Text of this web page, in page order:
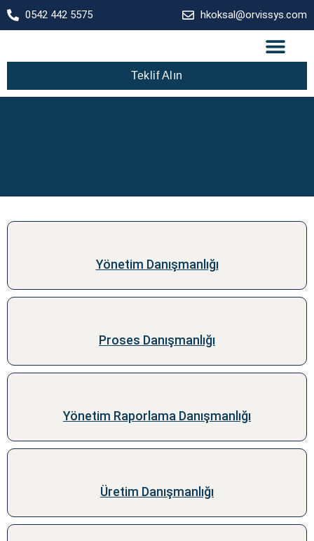
0542 442 5575 hkoksal@orvissys.com
Teklif Alın
Yönetim Danışmanlığı
Proses Danışmanlığı
Yönetim Raporlama Danışmanlığı
Üretim Danışmanlığı